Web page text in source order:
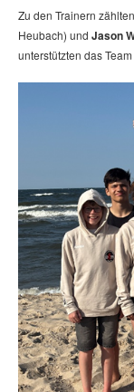
Zu den Trainern zählten
Heubach) und Jason
unterstützten das